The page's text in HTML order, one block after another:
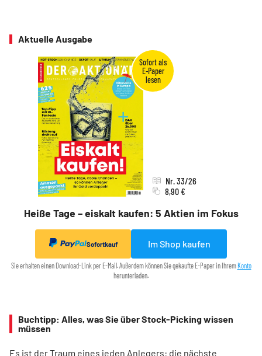
Aktuelle Ausgabe
Heiße Tage – eiskalt kaufen: 5 Aktien im Fokus
Nr. 33/26
8,90 €
Sofortkauf Im Shop kaufen
Sie erhalten einen Download-Link per E-Mail. Außerdem können Sie gekaufte E-Paper in Ihrem Konto
herunterladen.
Buchtipp: Alles, was Sie über Stock-Picking wissen
müssen
Es ist der Traum eines jeden Anlegers: die nächste